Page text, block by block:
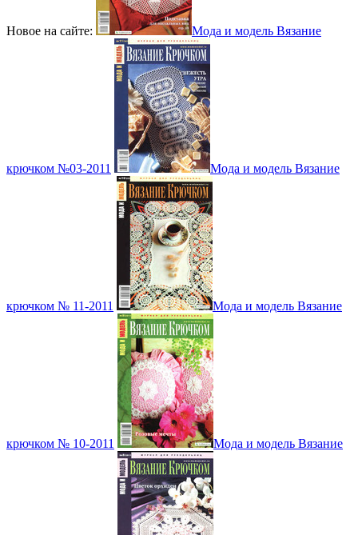
Новое на сайте: Мода и модель Вязание
крючком №03-2011 Мода и модель Вязание
крючком № 11-2011 Мода и модель Вязание
крючком № 10-2011 Мода и модель Вязание